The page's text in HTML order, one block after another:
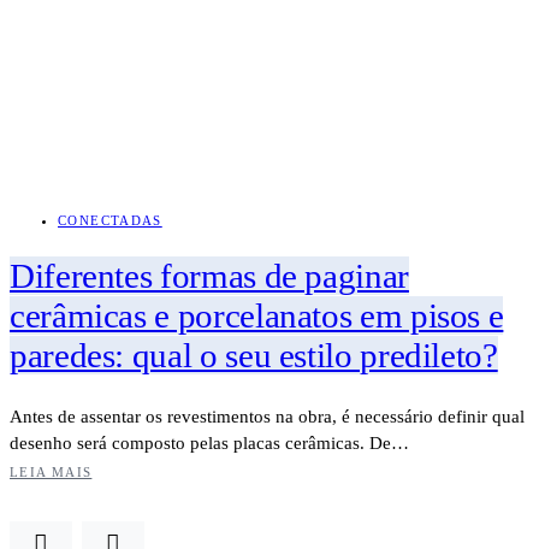
CONECTADAS
Diferentes formas de paginar
cerâmicas e porcelanatos em pisos e
paredes: qual o seu estilo predileto?
Antes de assentar os revestimentos na obra, é necessário definir qual
desenho será composto pelas placas cerâmicas. De…
LEIA MAIS